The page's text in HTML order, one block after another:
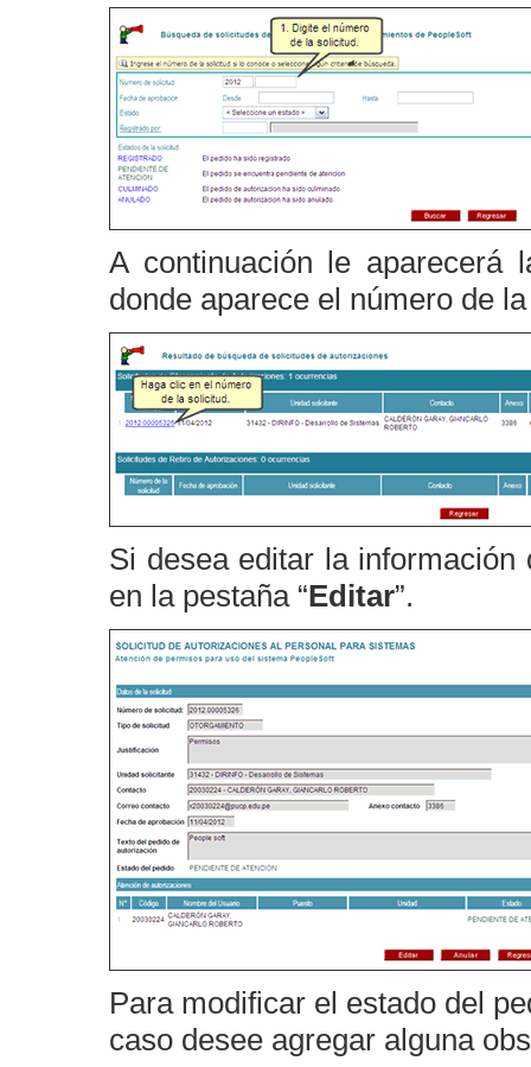
A continuación le aparecerá
donde aparece el número de
Si desea editar la
en la pestaña “Editar”.
Para modificar el estado del
caso desee agregar alguna